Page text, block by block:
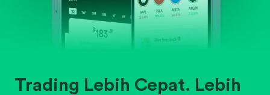
Trading Lebih Cepat. Lebih